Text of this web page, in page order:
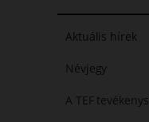
Aktuális hírek
Névjegy
A TEF